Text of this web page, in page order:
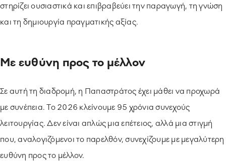
στηρίζει ουσιαστικά και επιβραβεύει την παραγωγή, τη γνώση
και τη δημιουργία πραγματικής αξίας.
Με ευθύνη προς το μέλλον
Σε αυτή τη διαδρομή, η Παπαστράτος έχει μάθει να προχωρά
με συνέπεια. Το 2026 κλείνουμε 95 χρόνια συνεχούς
λειτουργίας. Δεν είναι απλώς μια επέτειος, αλλά μια στιγμή
που, αναλογιζόμενοι το παρελθόν, συνεχίζουμε με μεγαλύτερη
ευθύνη προς το μέλλον.